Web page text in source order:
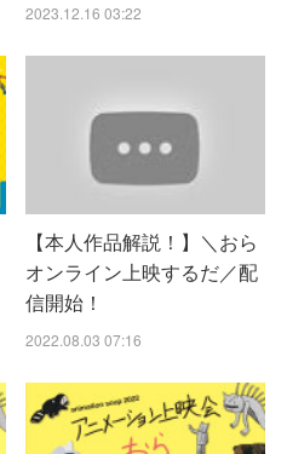
2023.12.16 03:22
【本人作品解説！】＼おら
オンライン上映するだ／配
信開始！
2022.08.03 07:16